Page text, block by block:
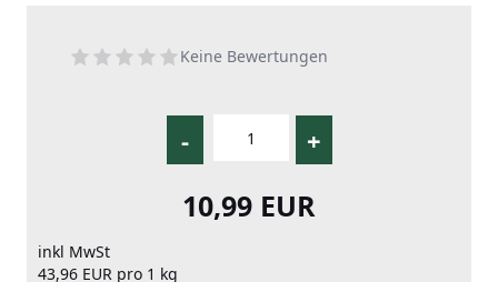
Keine Bewertungen
- +
10,99 EUR
inkl MwSt
43,96 EUR pro 1 kg